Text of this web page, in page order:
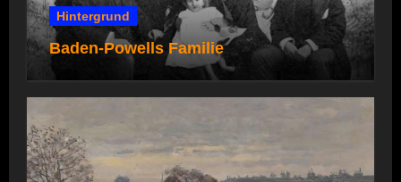
Hintergrund
Baden-Powells Familie